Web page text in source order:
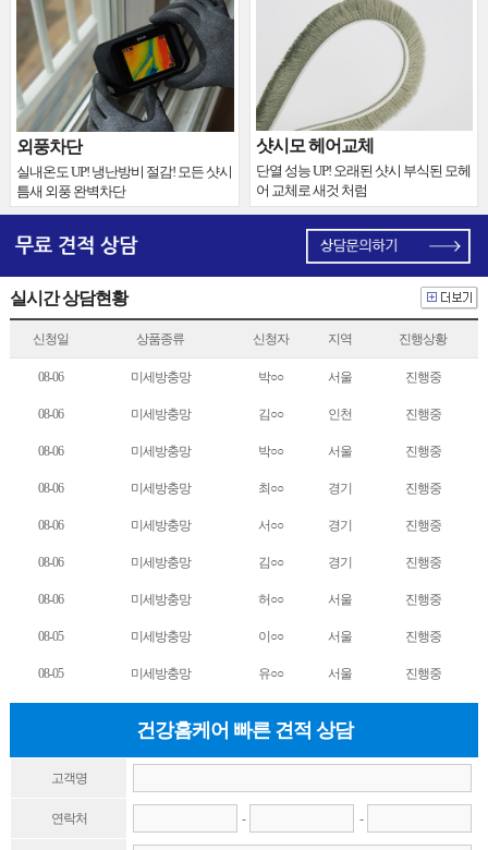
외풍차단
실내온도 UP! 냉난방비 절감! 모든 샷시
틈새 외풍 완벽차단
샷시모 헤어교체
단열 성능 UP! 오래된 샷시 부식된 모헤
어 교체로 새것 처럼
실시간 상담현황
신청일 상품종류 신청자 지역 진행상황
08-06 미세방충망 박○○ 서울 진행중
08-06 미세방충망 김○○ 인천 진행중
08-06 미세방충망 박○○ 서울 진행중
08-06 미세방충망 최○○ 경기 진행중
08-06 미세방충망 서○○ 경기 진행중
08-06 미세방충망 김○○ 경기 진행중
08-06 미세방충망 허○○ 서울 진행중
08-05 미세방충망 이○○ 서울 진행중
08-05 미세방충망 유○○ 서울 진행중
건강홈케어 빠른 견적 상담
고객명
연락처 - -